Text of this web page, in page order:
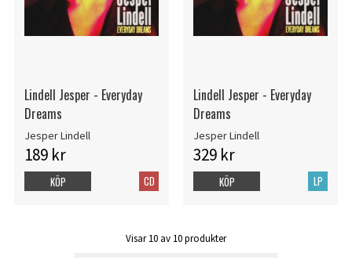
Lindell Jesper - Everyday
Dreams
Jesper Lindell
189 kr
CD
KÖP
Lindell Jesper - Everyday
Dreams
Jesper Lindell
329 kr
LP
KÖP
Visar10 av 10produkter